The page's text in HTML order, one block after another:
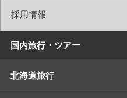
採用情報
国内旅行・ツアー
北海道旅行